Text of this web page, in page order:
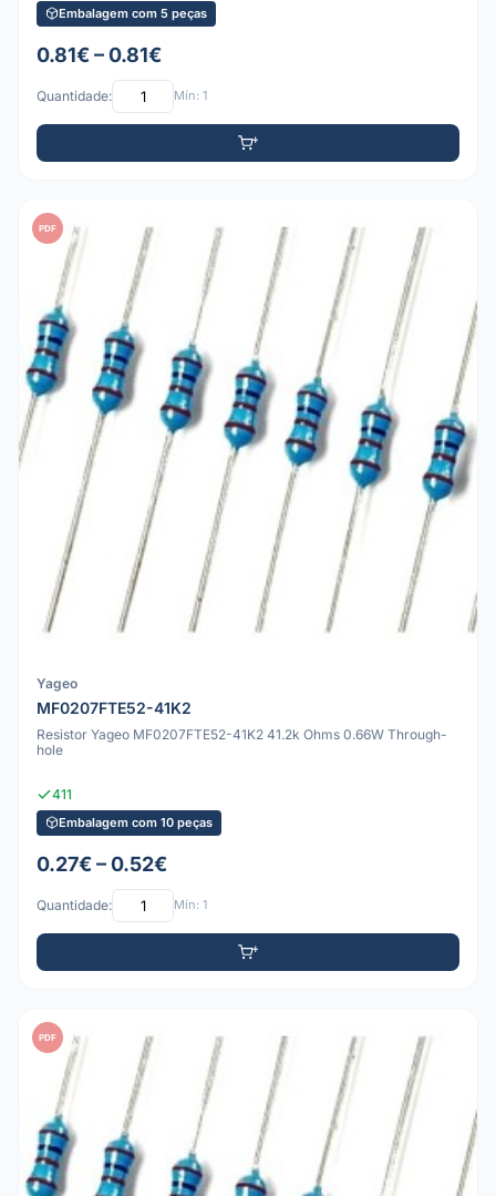
Embalagem com 5 peças
0.81€ – 0.81€
Quantidade: Mín: 1
PDF
Yageo
MF0207FTE52-41K2
Resistor Yageo MF0207FTE52-41K2 41.2k Ohms 0.66W Through-
hole
411
Embalagem com 10 peças
0.27€ – 0.52€
Quantidade: Mín: 1
PDF